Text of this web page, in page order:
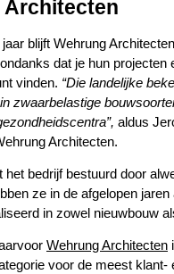
Architecten
blijft Wehrung
dat je hun projecten
vinden. “Die landelijke
zwaarbelastige
aldus
Architecten.
het bedrijf bestuurd door
ze in de afgelopen
in zowel nieuwbouw
Wehrung Architecten
voor de meest klant-